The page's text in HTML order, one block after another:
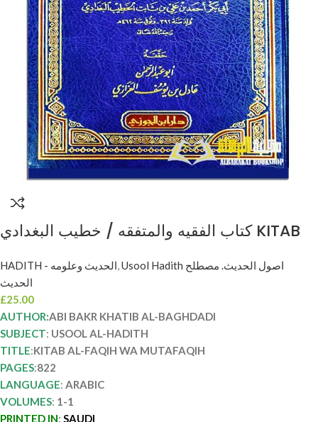
كتاب الفقيه والمتفقه / خطيب البغدادي KITAB
HADITH - الحديث وعلومه,Usool Hadith اصول الحديث. مصطلح
الحديث
£25.00
AUTHOR:ABI BAKR KHATIB AL-BAGHDADI
SUBJECT: USOOL AL-HADITH
TITLE:KITAB AL-FAQIH WA MUTAFAQIH
PAGES:822
LANGUAGE: ARABIC
VOLUMES: 1-1
PRINTED IN: SAUDI